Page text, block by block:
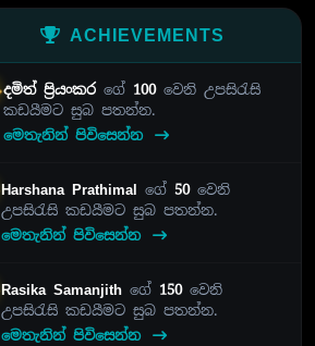
ACHIEVEMENTS
දමිත් ප්‍රියංකර ගේ 100වෙනි උපසිරැසි
කඩයීමට සුබ පතන්න.
මෙතැනින් පිවිසෙන්න
Harshana Prathimal ගේ 50වෙනි
උපසිරැසි කඩයීමට සුබ පතන්න.
මෙතැනින් පිවිසෙන්න
Rasika Samanjithගේ 150වෙනි
උපසිරැසි කඩයීමට සුබ පතන්න.
මෙතැනින් පිවිසෙන්න